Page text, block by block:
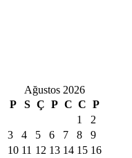
Ağustos 2026
P
S Ç P C C P
1
2
3
4 5 6 7 8
9
10 11 12 13 14 15 16